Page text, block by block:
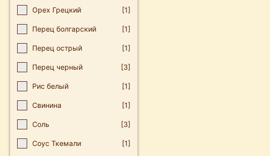
Орех Грецкий [1]
Перец болгарский [1]
Перец острый [1]
Перец черный [3]
Рис белый [1]
Свинина [1]
Соль [3]
Соус Ткемали [1]